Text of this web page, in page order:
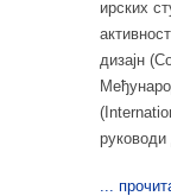
ирских
дизајн
руководи
...